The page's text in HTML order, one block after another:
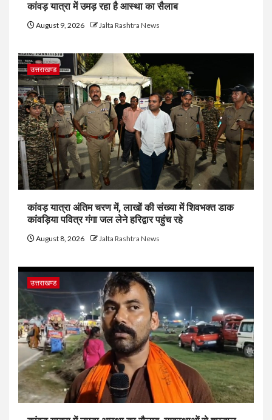
कांवड़ यात्रा में उमड़ रहा है आस्था का सैलाब
August 9, 2026 Jalta Rashtra News
उत्तराखण्ड
कांवड़ यात्रा अंतिम चरण में, लाखों की संख्या में शिवभक्त डाक
कांवड़िया पवित्र गंगा जल लेने हरिद्वार पहुंच रहे
August 8, 2026 Jalta Rashtra News
उत्तराखण्ड